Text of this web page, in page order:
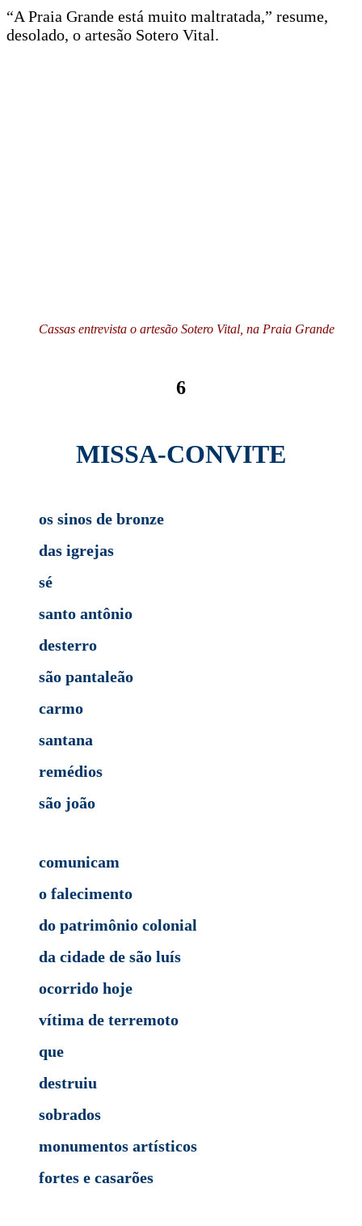
“A Praia Grande está muito maltratada,” resume,
desolado, o artesão Sotero Vital.
Cassas entrevista o artesão Sotero Vital, na Praia Grande
6
MISSA-CONVITE
os sinos de bronze
das igrejas
sé
santo antônio
desterro
são pantaleão
carmo
santana
remédios
são joão
comunicam
o falecimento
do patrimônio colonial
da cidade de são luís
ocorrido hoje
vítima de terremoto
que
destruiu
sobrados
monumentos artísticos
fortes e casarões